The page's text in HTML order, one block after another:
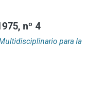
nº 4
para la